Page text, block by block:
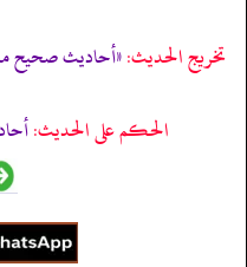
تخریج الحدیث:«أحاديث صحيح
الحكم على الحديث: